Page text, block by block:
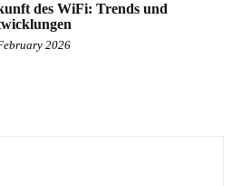
des WiFi: Trends und
2026